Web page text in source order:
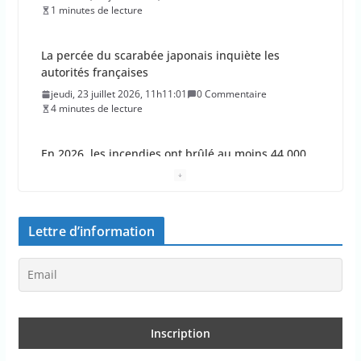
4 minutes de lecture
En 2026, les incendies ont brûlé au moins 44 000
hectares en France
jeudi, 23 juillet 2026, 10h10:30
0 Commentaire
1 minutes de lecture
Les députés approuvent les viols en série sur les
sécurité du quotidien
mercredi, 22 juillet 2026, 12h12:27
0 Commentaire
Les aides aux entreprises dans le budget 2027
Lettre d’information